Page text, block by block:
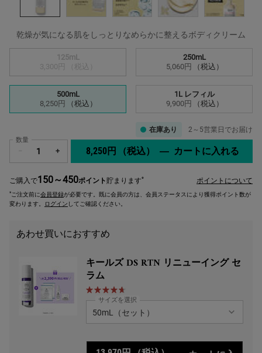
乾燥が気になる肌をしっとりなめらかに整えるボディクリーム
選択済み
商品バリエーションは在庫切れです,
125mL
3,300円
（税込） 選択済み
250mL
5,060円
（税込）
選択済み
500mL
8,250円
（税込） 選択済み
1L レフィル
9,900円
（税込）
在庫あり 2～5営業日でお届け
数量
+ 8,250円 （税込） ― カートに入れる
ご購入で150～450ポイント貯まります* ポイントについて
*ご注文前に会員登録が必要です。既に会員の方は、会員ステータスにより獲得ポイント数が
変わります。
ログイン してご確認ください。
あわせ買いにおすすめ
キールズ DS RTN リニューイング セ
ラム
サイズを選択